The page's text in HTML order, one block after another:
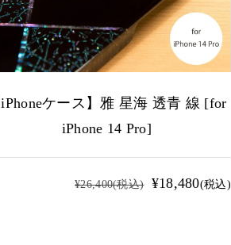
iPhoneケース】雅 星海 透青 線 [for
iPhone 14 Pro]
¥26,400(税込) ¥18,480(税込)